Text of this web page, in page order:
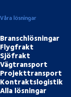
Våra lösningar
Branschlösningar
Flygfrakt
Sjöfrakt
Vägtransport
Projekttransport
Kontraktslogistik
Alla lösningar